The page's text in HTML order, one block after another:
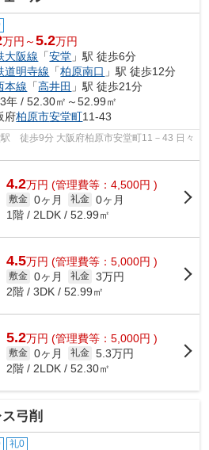
万円～5.2万円
大阪線 「安堂 」駅 徒歩6分
道明寺線 「柏原南口 」駅 徒歩12分
本線 「高井田 」駅 徒歩21分
年 / 52.30㎡～52.99㎡
府柏原市安堂町11-43
徒歩9分 大阪府柏原市安堂町11－43 日々
4.2万円 (管理費等：4,500円 )
敷金 0ヶ月 礼金 0ヶ月
1階 / 2LDK / 52.99㎡
4.5万円 (管理費等：5,000円 )
敷金 0ヶ月 礼金 3万円
2階 / 3DK / 52.99㎡
5.2万円 (管理費等：5,000円 )
敷金 0ヶ月 礼金 5.3万円
2階 / 2LDK / 52.30㎡
弓削
礼0